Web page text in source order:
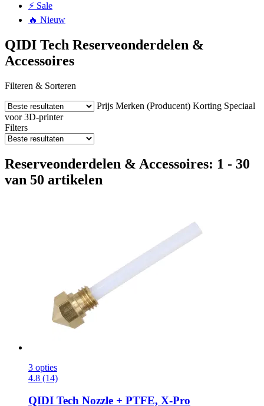
⚡ Sale
🔥 Nieuw
QIDI Tech Reserveonderdelen &
Accessoires
Filteren & Sorteren
Prijs Merken (Producent) Korting Speciaal
voor 3D-printer
Filters
Reserveonderdelen & Accessoires: 1 - 30
van 50 artikelen
3 opties
4.8 (14)
QIDI Tech Nozzle + PTFE, X-​Pro